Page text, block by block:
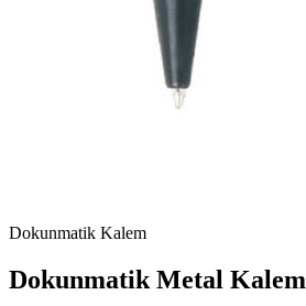
Dokunmatik Kalem
Dokunmatik Metal Kalem